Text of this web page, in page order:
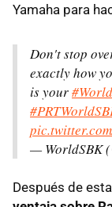
Yamaha para
Don't stop
exactly how
is your
— WorldSBK
Después de